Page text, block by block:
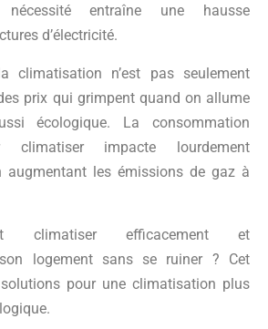
nécessité entraîne une hausse
d’électricité.
climatisation n’est pas seulement
prix qui grimpent quand on allume
écologique. La consommation
climatiser impacte lourdement
augmentant les émissions de gaz à
climatiser efficacement et
logement sans se ruiner ? Cet
pour une climatisation plus